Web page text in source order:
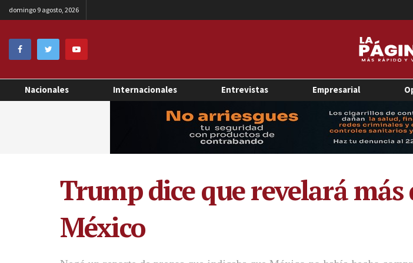
domingo 9 agosto, 2026
Nacionales Internacionales Entrevistas Empresarial
Trump dice que revelará
México